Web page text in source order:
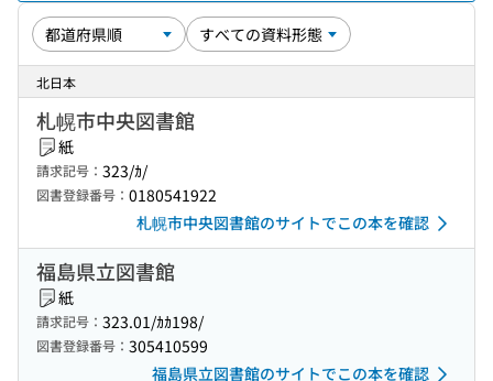
北日本
札幌市中央図書館
紙
請求記号： 323/ｶ/
図書登録番号： 0180541922
札幌市中央図書館のサイトでこの本を確認
福島県立図書館
紙
請求記号： 323.01/ｶｶ198/
図書登録番号： 305410599
福島県立図書館のサイトでこの本を確認